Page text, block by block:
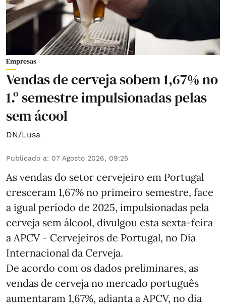
Empresas
Vendas de cerveja sobem 1,67% no
1.º semestre impulsionadas pelas
sem ácool
DN/Lusa
Publicado a: 07 Agosto 2026, 09:25
As vendas do setor cervejeiro em Portugal
cresceram 1,67% no primeiro semestre, face
a igual período de 2025, impulsionadas pela
cerveja sem álcool, divulgou esta sexta-feira
a APCV - Cervejeiros de Portugal, no Dia
Internacional da Cerveja.
De acordo com os dados preliminares, as
vendas de cerveja no mercado português
aumentaram 1,67%, adianta a APCV, no dia